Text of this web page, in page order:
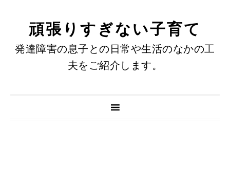
頑張りすぎない子育て
発達障害の息子との日常や生活のなかの工
夫をご紹介します。